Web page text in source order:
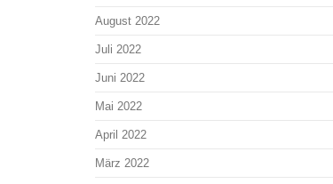
August 2022
Juli 2022
Juni 2022
Mai 2022
April 2022
März 2022